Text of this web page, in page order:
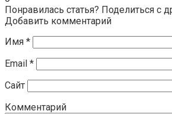
Понравилась статья? Поделиться с
Добавить комментарий
Имя *
Email *
Сайт
Комментарий